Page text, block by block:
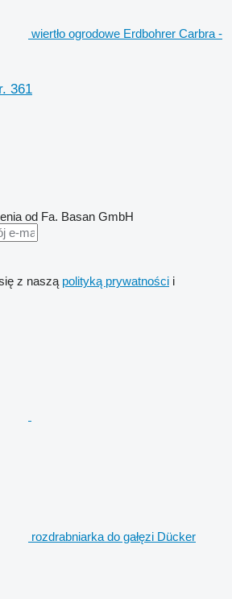
wiertło ogrodowe Erdbohrer Carbra -
361
od Fa. Basan GmbH
z naszą polityką prywatności i
rozdrabniarka do gałęzi Dücker